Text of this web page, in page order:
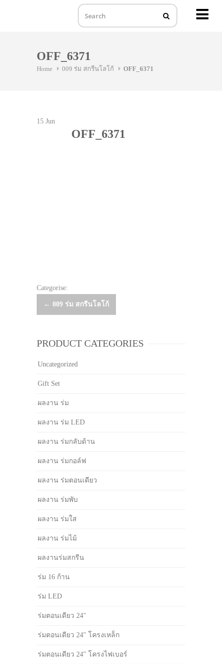
OFF_6371
Home 009 ร่ม สกรีนโลโก้ OFF_6371
15 Jun
OFF_6371
Categorise:
Post
← 009 ร่ม สกรีนโลโก้
PRODUCT CATEGORIES
Uncategorized
Gift Set
ผลงาน ร่ม
ผลงาน ร่ม LED
ผลงาน ร่มกลับด้าน
ผลงาน ร่มกอล์ฟ
ผลงาน ร่มตอนเดียว
ผลงาน ร่มพับ
ผลงาน ร่มใส
ผลงาน ร่มไม้
ผลงานร่มสกรีน
ร่ม 16 ก้าน
ร่ม LED
ร่มตอนเดียว 24"
ร่มตอนเดียว 24" โครงเหล็ก
ร่มตอนเดียว 24" โครงไฟเบอร์